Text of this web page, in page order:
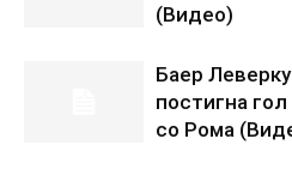
(Видео)
Баер
постигна
со Рома